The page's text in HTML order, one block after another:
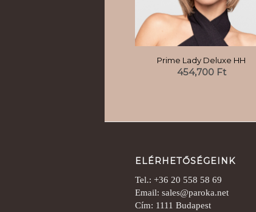
Prime Lady Deluxe HH
454,700 Ft
ELÉRHETŐSÉGEINK
Tel.: +36 20 558 58 69
Email: sales@paroka.net
Cím: 1111 Budapest